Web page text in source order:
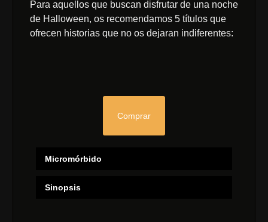
Para aquellos que buscan disfrutar de una noche
de Halloween, os recomendamos 5 títulos que
ofrecen historias que no os dejaran indiferentes:
Comprar
Micromórbido
Sinopsis